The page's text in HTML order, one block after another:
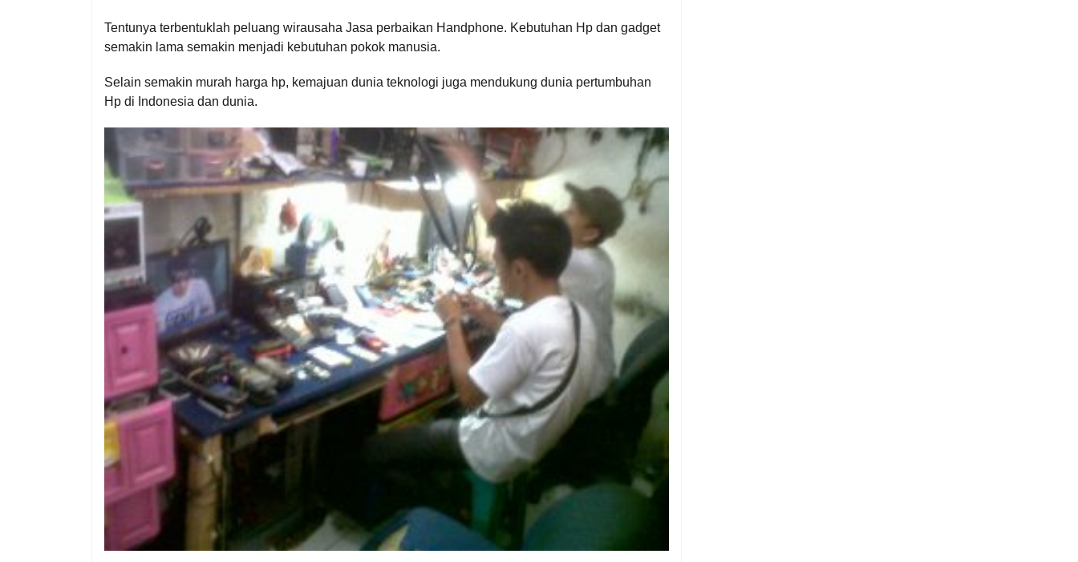
Tentunya terbentuklah peluang wirausaha Jasa perbaikan Handphone. Kebutuhan Hp dan gadget
semakin lama semakin menjadi kebutuhan pokok manusia.
Selain semakin murah harga hp, kemajuan dunia teknologi juga mendukung dunia pertumbuhan
Hp di Indonesia dan dunia.